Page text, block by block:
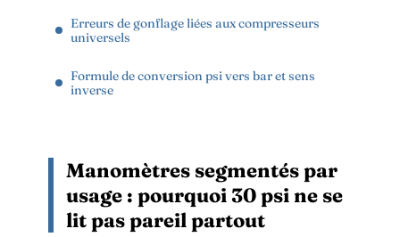
Erreurs de gonflage liées aux compresseurs
universels
Formule de conversion psi vers bar et sens
inverse
Manomètres segmentés par
usage : pourquoi 30 psi ne se
lit pas pareil partout